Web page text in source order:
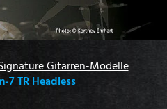
Gitarren-Modelle
7 TR Headless